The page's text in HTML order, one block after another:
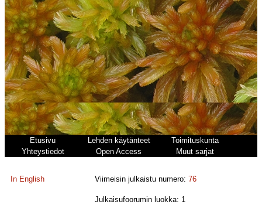
Etusivu Lehden käytänteet
Toimituskunta
Yhteystiedot
Open Access Muut sarjat
In English Viimeisin julkaistu numero:76
Julkaisufoorumin luokka: 1